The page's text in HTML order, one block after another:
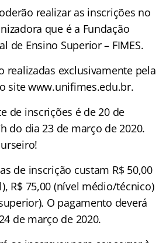
realizar as inscrições no
que é a Fundação
de Ensino Superior – FIMES.
realizadas exclusivamente pela
site www.unifimes.edu.br.
de inscrições é de 20 de
do dia 23 de março de 2020.
de inscrição custam R$ 50,00
R$ 75,00 (nível médio/técnico)
O pagamento deverá
de março de 2020.